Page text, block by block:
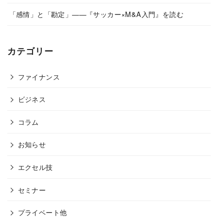
「感情」と「勘定」——『サッカー×M&A入門』を読む
カテゴリー
ファイナンス
ビジネス
コラム
お知らせ
エクセル技
セミナー
プライベート他